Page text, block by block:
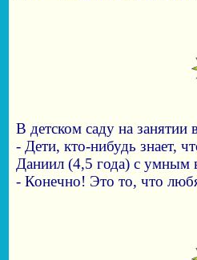
В детском саду на занятии
- Дети, кто-нибудь знает,
Даниил (4,5 года) с умным
- Конечно! Это то, что